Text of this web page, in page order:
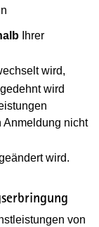
Ihrer
wird,
wird
Anmeldung nicht
wird.
von